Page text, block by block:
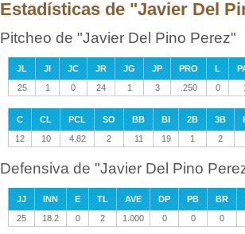
Estadísticas de "Javier Del
Pitcheo de "Javier Del Pino Perez"
JL JI JC JR JG JP PRO L
25
1 0 24 1 3 .250 0
C CL PCL SO BB BI 2B 3B
12
10 4.82 2 11 19 1 2
Defensiva de "Javier Del Pino
JJ INN E TL AVE DP PB BR
25
18.2 0 2 1.000 0 0 0